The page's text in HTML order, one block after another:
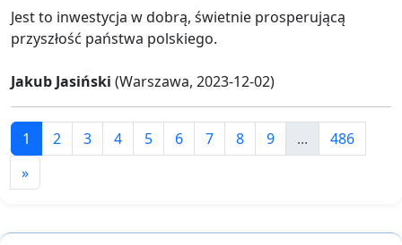
Jest to inwestycja w dobrą, świetnie prosperującą
przyszłość państwa polskiego.
Jakub Jasiński (Warszawa, 2023-12-02)
1 2 3 4 5 6 7 8 9 ...
486
»